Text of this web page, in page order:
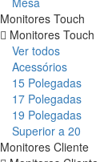
Monitores Touch
Monitores Touch
Ver todos
Acessórios
15 Polegadas
17 Polegadas
19 Polegadas
Superior a 20
Monitores Cliente